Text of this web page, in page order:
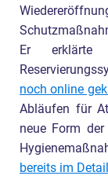
Er
noch online
Abläufen für
neue Form
bereits im